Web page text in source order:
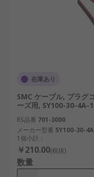
在庫あり
SMC ケーブル, プラグ
ーズ用, SY100-30-4A-
RS品番 701-3000
メーカー型番 SY100-30-
1個小計：
￥210.00(税抜)
数量